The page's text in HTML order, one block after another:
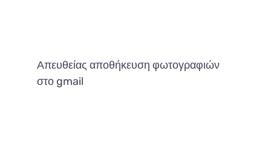
Απευθείας αποθήκευση φωτογραφιών
στο gmail